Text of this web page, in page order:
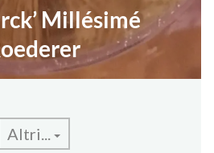
Millésimé
Altri...